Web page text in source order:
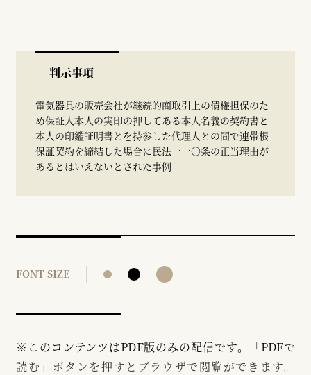
判示事項
電気器具の販売会社が継続的商取引上の債権担保のた
め保証人本人の実印の押してある本人名義の契約書と
本人の印鑑証明書とを持参した代理人との間で連帯根
保証契約を締結した場合に民法一一〇条の正当理由が
あるとはいえないとされた事例
FONT SIZE
※このコンテンツはPDF版のみの配信です。「PDFで
読む」ボタンを押すとブラウザで閲覧ができます。